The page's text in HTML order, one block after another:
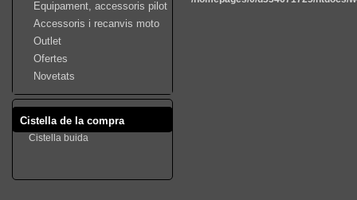
Equipament, accessoris pilot
Accessoris i recanvis moto
Outlet
Ofertes
Novetats
Cistella de la compra
Cistella buida